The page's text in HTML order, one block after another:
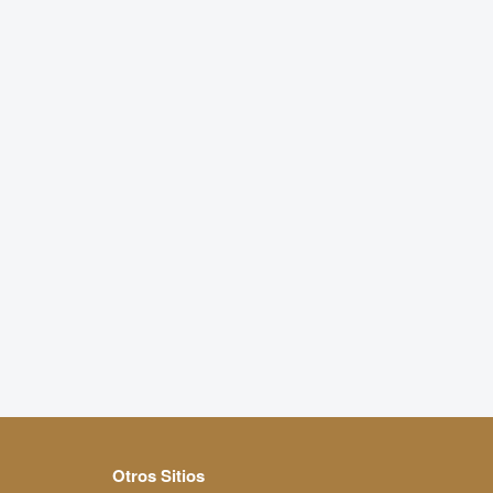
Otros Sitios